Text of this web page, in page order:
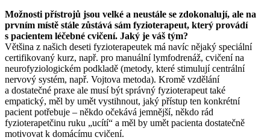
Možnosti přístrojů jsou velké a neustále se zdokonalují, ale na
prvním místě stále zůstává sám fyzioterapeut, který provádí
s pacientem léčebné cvičení. Jaký je váš tým?
Většina z našich deseti fyzioterapeutek má navíc nějaký speciální
certifikovaný kurz, např. pro manuální lymfodrenáž, cvičení na
neurofyziologickém podkladě (metody, které stimulují centrální
nervový systém, např. Vojtova metoda). Kromě vzdělání
a dostatečné praxe ale musí být správný fyzioterapeut také
empatický, měl by umět vystihnout, jaký přístup ten konkrétní
pacient potřebuje – někdo očekává jemnější, někdo rád
fyzioterapetčinu ruku „ucítí“ a měl by umět pacienta dostatečně
motivovat k domácímu cvičení.